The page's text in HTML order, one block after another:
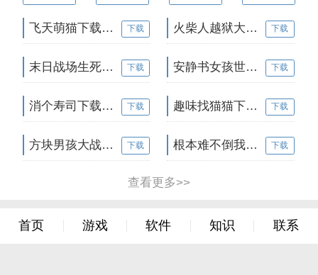
飞天萌猫下载v3.0.3 安卓版 下载 火柴人越狱大逃脱下载v1.1 安卓版 下载
末日战场生死局下载v1.0 安卓版 下载 安静书女孩世界下载v1.0 安卓版 下载
消个寿司下载v1.00 免费版 下载 趣味找猫猫下载v1.1.2 安卓版 下载
方块男孩大战恶霸最新版下载v1.0.18 安卓版 下载 根本难不倒我下载v1.0.1 最新版 下载
查看更多>>
首页 游戏 软件 知识 联系